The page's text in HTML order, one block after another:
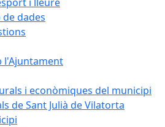
dades
l'Ajuntament
i econòmiques del municipi
de Sant Julià de Vilatorta